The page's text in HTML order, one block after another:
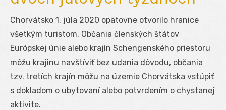
Chorvátsko 1. júla 2020 opätovne otvorilo hranice
všetkým turistom. Občania členských štátov
Európskej únie alebo krajín Schengenského priestoru
môžu krajinu navštíviť bez udania dôvodu, občania
tzv. tretích krajín môžu na územie Chorvátska vstúpiť
s dokladom o ubytovaní alebo potvrdením o chystanej
aktivite.